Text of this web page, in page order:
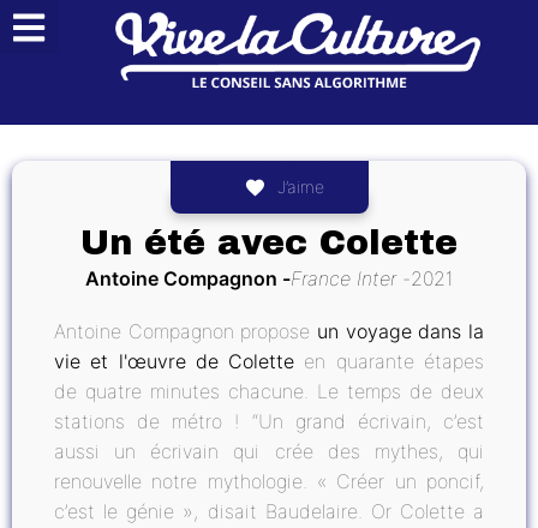
J’aime
Un été avec Colette
Antoine Compagnon France Inter 2021
Antoine Compagnon propose un voyage dans la
vie et l'œuvre de Colette en quarante étapes
de quatre minutes chacune. Le temps de deux
stations de métro ! “Un grand écrivain, c’est
aussi un écrivain qui crée des mythes, qui
renouvelle notre mythologie. « Créer un poncif,
c’est le génie », disait Baudelaire. Or Colette a